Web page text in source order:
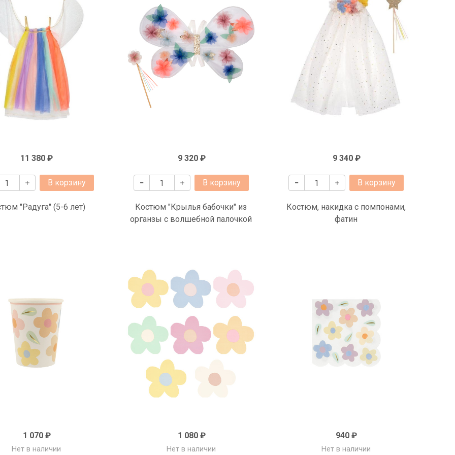
11 380 ₽
В корзину
"Радуга" (5-6 лет)
9 320 ₽
В корзину
Костюм "Крылья бабочки" из
органзы с волшебной палочкой
9 340 ₽
В корзину
Костюм, накидка с помпонами,
фатин
1 070 ₽
Нет в наличии
1 080 ₽
Нет в наличии
940 ₽
Нет в наличии